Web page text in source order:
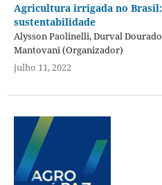
Agricultura irrigada no
sustentabilidade
Alysson Paolinelli, Durval
Mantovani (Organizador)
julho 11, 2022